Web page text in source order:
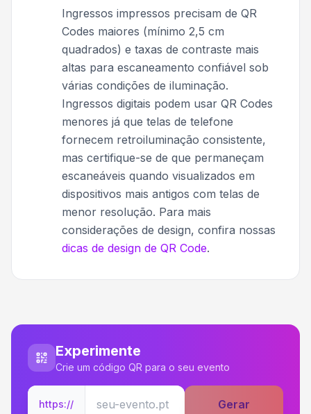
Ingressos impressos precisam de QR
Codes maiores (mínimo 2,5 cm
quadrados) e taxas de contraste mais
altas para escaneamento confiável sob
várias condições de iluminação.
Ingressos digitais podem usar QR Codes
menores já que telas de telefone
fornecem retroiluminação consistente,
mas certifique-se de que permaneçam
escaneáveis quando visualizados em
dispositivos mais antigos com telas de
menor resolução. Para mais
considerações de design, confira nossas
dicas de design de QR Code.
Experimente
Crie um código QR para o seu evento
https:// Gerar